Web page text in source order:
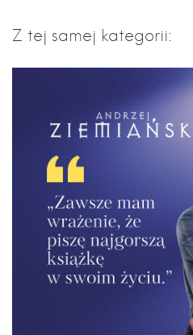
Z tej samej kategorii: